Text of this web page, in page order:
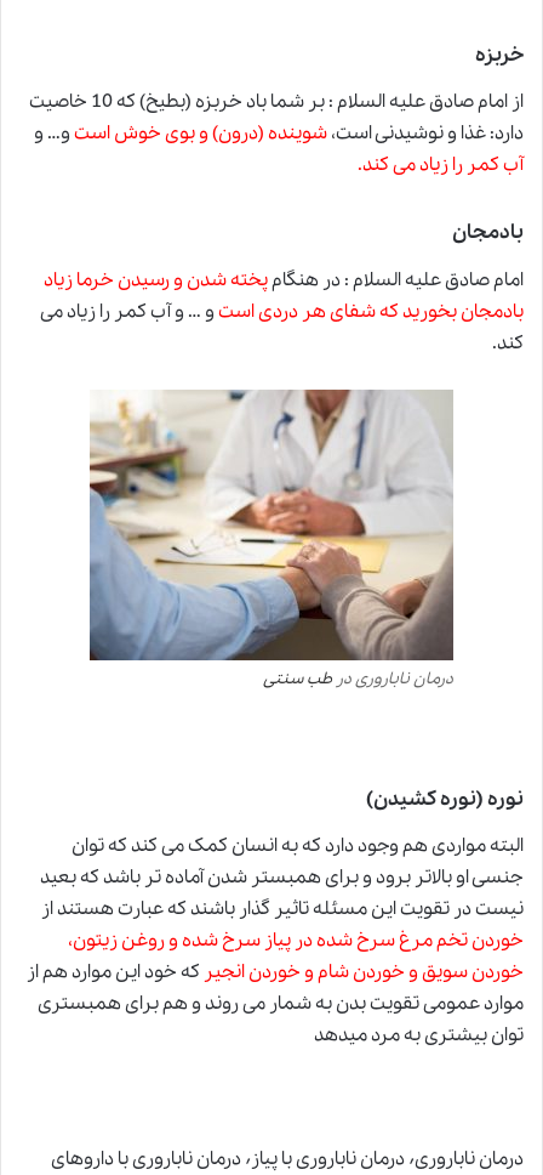
خربزه
از امام صادق علیه السلام : بر شما باد خربزه (بطیخ) که 10 خاصیت
دارد: غذا و نوشیدنی است،شوینده (درون) و بوی خوش استو… و
آب کمر را زیاد می کند.
بادمجان
امام صادق علیه السلام : در هنگامپخته شدن و رسیدن خرما زیاد
بادمجان بخورید که شفای هر دردی استو … و آب کمر را زیاد می
کند.
درمان ناباروری در طب سنتی
نوره (نوره کشیدن)
البته مواردی هم وجود دارد که به انسان کمک می کند که توان
جنسی او بالاتر برود و برای همبستر شدن آماده تر باشد که بعید
نیست در تقویت این مسئله تاثیر گذار باشند که عبارت هستند از
خوردن تخم مرغ سرخ شده در پیاز سرخ شده و روغن زیتون،
خوردن سویق و خوردن شام و خوردن انجیر که خود این موارد هم از
موارد عمومی تقویت بدن به شمار می روند و هم برای همبستری
توان بیشتری به مرد میدهد
درمان ناباروری٬ درمان ناباروری با پیاز٬ درمان ناباروری با داروهای